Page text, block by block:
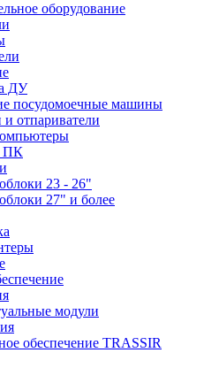
оборудование
ДУ
посудомоечные машины
отпариватели
ПК
23 - 26"
27" и более
модули
обеспечение TRASSIR